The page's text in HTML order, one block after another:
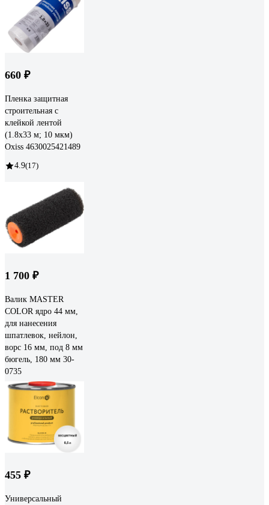
660 ₽
Пленка защитная
строительная с
клейкой лентой
(1.8х33 м; 10 мкм)
Oxiss 4630025421489
4.9(17)
1 700 ₽
Валик MASTER
COLOR ядро 44 мм,
для нанесения
шпатлевок, нейлон,
ворс 16 мм, под 8 мм
бюгель, 180 мм 30-
0735
455 ₽
Универсальный